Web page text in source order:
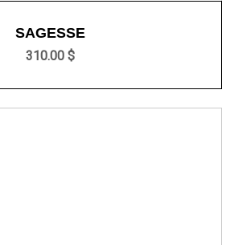
SAGESSE
310.00 $